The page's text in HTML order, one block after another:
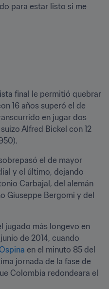
para estar listo si me
final le permitió quebrar
16 años superó el de
en jugar dos
Alfred Bickel con 12
el de mayor
y el último, dejando
Carbajal, del alemán
Giuseppe Bergomi y del
jugado más longevo en
de 2014, cuando
en el minuto 85 del
jornada de la fase de
Colombia redondeara el